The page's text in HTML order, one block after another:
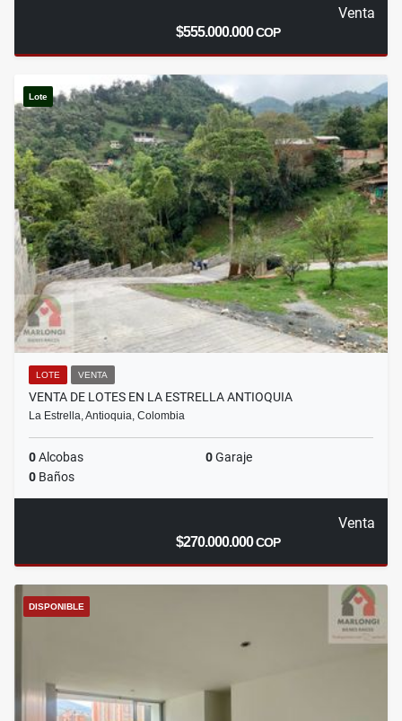
Venta
$555.000.000COP
Lote
LOTE VENTA
VENTA DE LOTES EN LA ESTRELLA ANTIOQUIA
La Estrella, Antioquia, Colombia
0Alcobas 0Garaje
0 Baños
Venta
$270.000.000COP
DISPONIBLE